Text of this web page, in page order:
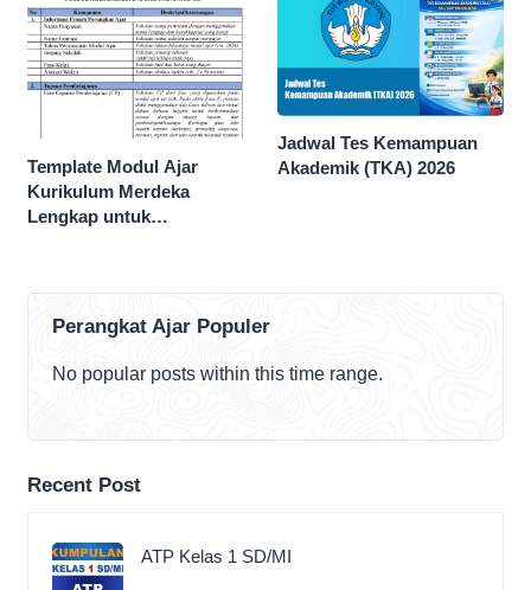
Template Modul Ajar
Kurikulum Merdeka
Lengkap untuk
Jadwal Tes Kemampuan
Akademik (TKA) 2026
Perangkat Ajar Populer
No popular posts within this time range.
Recent Post
ATP Kelas 1 SD/MI